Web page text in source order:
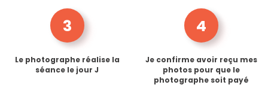
3
Le photographe réalise la
séance le jour J
4
Je confirme avoir reçu mes
photos pour que le
photographe soit payé